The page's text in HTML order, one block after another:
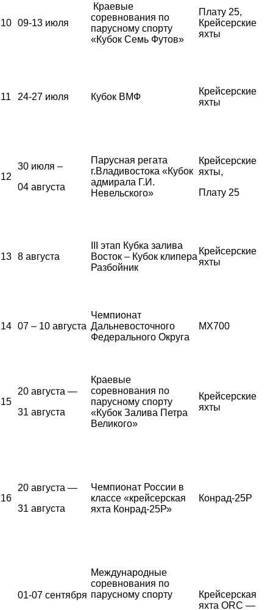
10 09-13 июля
Краевые
соревнования по
парусному спорту
«Кубок Семь Футов»
Плату 25,
Крейсерские
яхты
11 24-27 июля Кубок ВМФ
Крейсерские
яхты
12
30 июля –
04 августа
Парусная регата
г.Владивостока «Кубок
адмирала Г.И.
Невельского»
Крейсерские
яхты,
Плату 25
13 8 августа
III этап Кубка залива
Восток – Кубок клипера
Разбойник
Крейсерские
яхты
14 07 – 10 августа
Чемпионат
Дальневосточного
Федерального Округа
MX700
15
20 августа —
31 августа
Краевые
соревнования по
парусному спорту
«Кубок Залива Петра
Великого»
Крейсерские
яхты
16
20 августа —
31 августа
Чемпионат России в
классе «крейсерская
яхта Конрад-25Р»
Конрад-25Р
01-07 сентября
Международные
соревнования по
парусному спорту
Крейсерская
яхта ORC —